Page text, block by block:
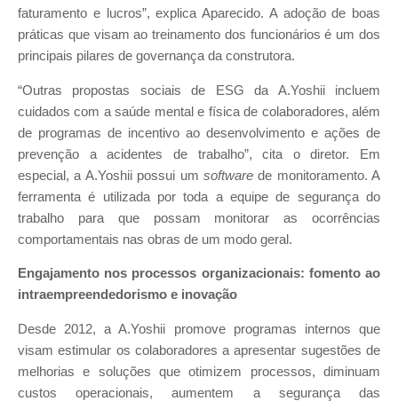
faturamento e lucros”, explica Aparecido. A adoção de boas
práticas que visam ao treinamento dos funcionários é um dos
principais pilares de governança da construtora.
“Outras propostas sociais de ESG da A.Yoshii incluem
cuidados com a saúde mental e física de colaboradores, além
de programas de incentivo ao desenvolvimento e ações de
prevenção a acidentes de trabalho”, cita o diretor. Em
especial, a A.Yoshii possui um softwarede monitoramento. A
ferramenta é utilizada por toda a equipe de segurança do
trabalho para que possam monitorar as ocorrências
comportamentais nas obras de um modo geral.
Engajamento nos processos organizacionais: fomento ao
intraempreendedorismo e inovação
Desde 2012, a A.Yoshii promove programas internos que
visam estimular os colaboradores a apresentar sugestões de
melhorias e soluções que otimizem processos, diminuam
custos operacionais, aumentem a segurança das